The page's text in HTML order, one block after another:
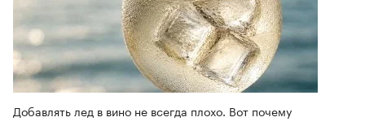
Добавлять лед в вино не всегда плохо. Вот почему